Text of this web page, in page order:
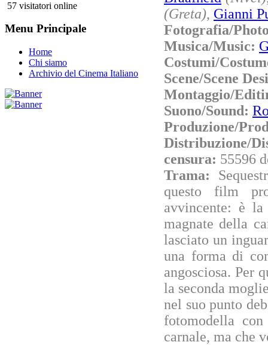
57 visitatori online
Menu Principale
Home
Chi siamo
Archivio del Cinema Italiano
(Greta), Gianni
Fotografia/
Musica/Music:
Costumi/
Scene/Scene
Montaggio/
Suono/Sound:
Produzione/
Distribuzione/
censura: 55596
Trama:
questo film
avvincente: è
magnate della
lasciato un
una forma di
angosciosa. Per
la seconda
nel suo punto
fotomodella
carnale, ma che